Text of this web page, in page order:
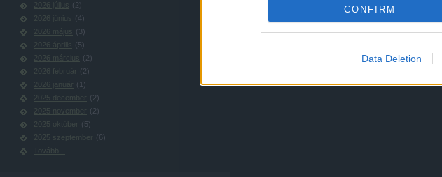
CONFIRM
Data Deletion
2026 július (2)
2026 június (4)
2026 május (3)
2026 április (5)
2026 március (2)
2026 február (2)
2026 január ( 1 )
2025 december (2)
2025 november (2)
2025 október (5)
2025 szeptember (6 )
Tovább